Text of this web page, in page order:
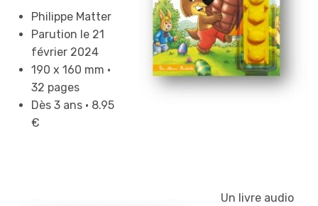
Philippe Matter
Parution le 21
février 2024
190 x 160 mm •
32 pages
Dès 3 ans • 8.95
€
Un livre audio